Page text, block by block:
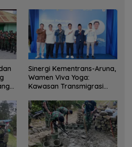
Sinergi Kementrans-Aruna,
Wamen Viva Yoga:
Kawasan Transmigrasi
Ke Pasar Global